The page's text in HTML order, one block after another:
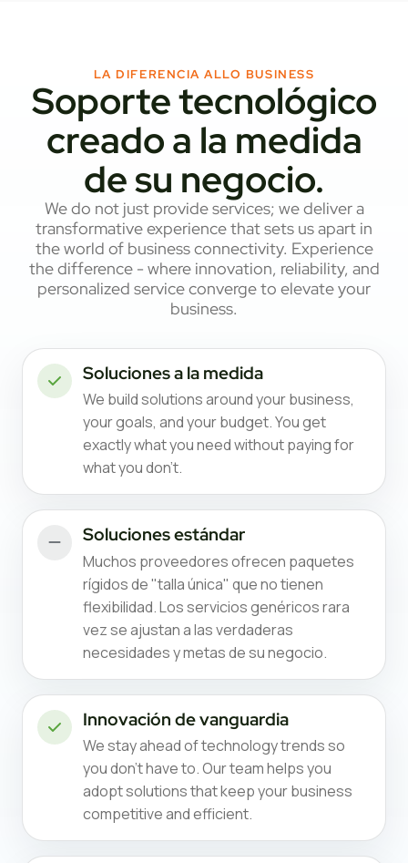
LA DIFERENCIA ALLO BUSINESS
Soporte tecnológico
creado a la medida
de su negocio.
We do not just provide services; we deliver a
transformative experience that sets us apart in
the world of business connectivity. Experience
the difference - where innovation, reliability, and
personalized service converge to elevate your
business.
Soluciones a la medida
We build solutions around your business,
your goals, and your budget. You get
exactly what you need without paying for
what you don't.
Soluciones estándar
Muchos proveedores ofrecen paquetes
rígidos de "talla única" que no tienen
flexibilidad. Los servicios genéricos rara
vez se ajustan a las verdaderas
necesidades y metas de su negocio.
Innovación de vanguardia
We stay ahead of technology trends so
you don't have to. Our team helps you
adopt solutions that keep your business
competitive and efficient.